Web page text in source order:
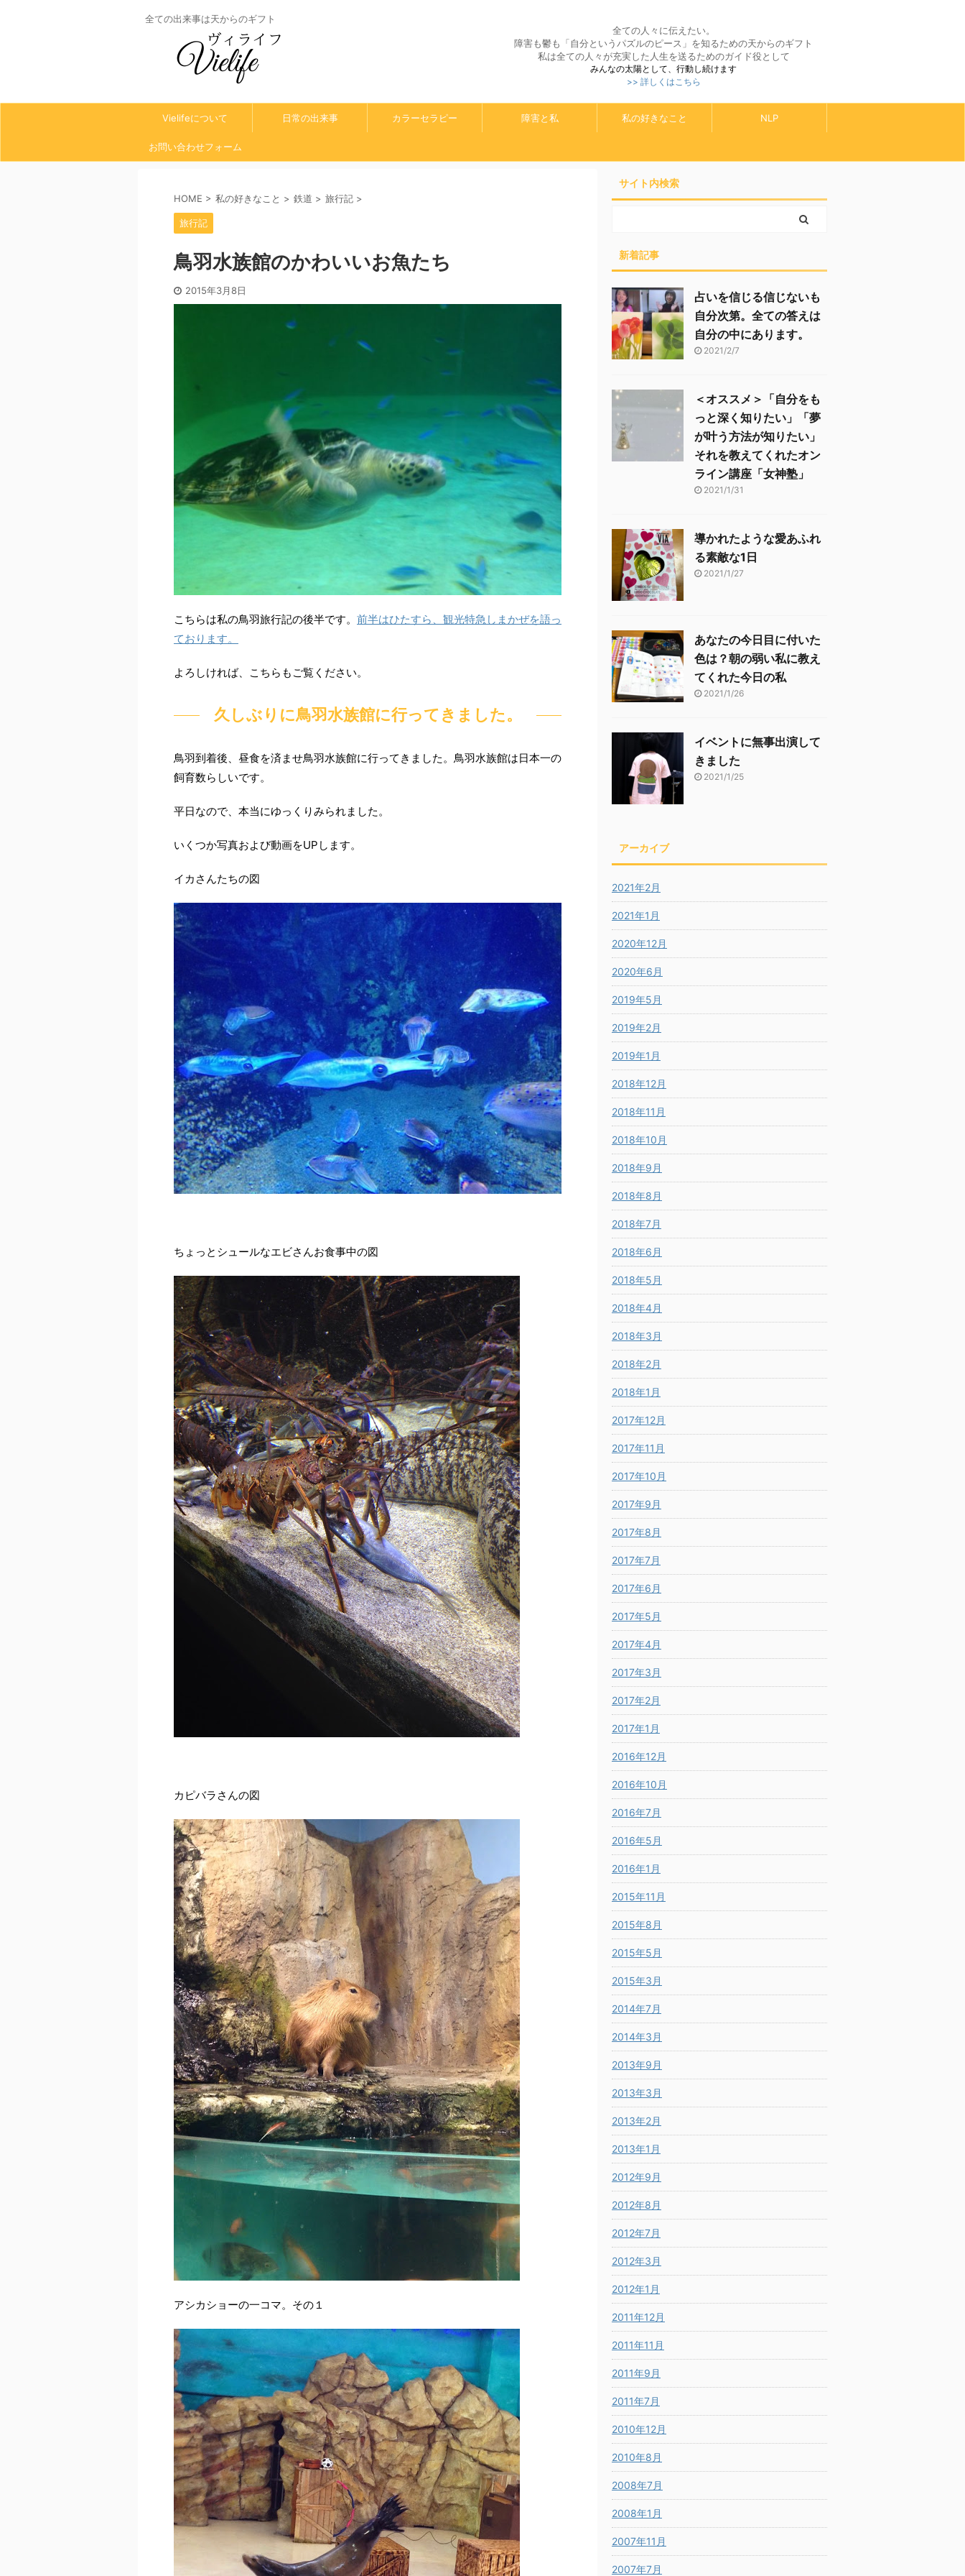
全ての出来事は天からのギフト
全ての人々に伝えたい。
障害も鬱も「自分というパズルのピース」を知るための天からのギフト
私は全ての人々が充実した人生を送るためのガイド役として
みんなの太陽として、行動し続けます
>> 詳しくはこちら
Vielifeについて 日常の出来事 カラーセラピー 障害と私 私の好きなこと NLP
お問い合わせフォーム
HOME > 私の好きなこと > 鉄道 > 旅行記 >
旅行記
鳥羽水族館のかわいいお魚たち
2015年3月8日
こちらは私の鳥羽旅行記の後半です。 前半はひたすら、観光特急しまかぜを語っ
ております。
よろしければ、こちらもご覧ください。
久しぶりに鳥羽水族館に行ってきました。
鳥羽到着後、昼食を済ませ鳥羽水族館に行ってきました。鳥羽水族館は日本一の
飼育数らしいです。
平日なので、本当にゆっくりみられました。
いくつか写真および動画をUPします。
イカさんたちの図
ちょっとシュールなエビさんお食事中の図
カピバラさんの図
アシカショーの一コマ。その１
サイト内検索
新着記事
占いを信じる信じないも
自分次第。全ての答えは
自分の中にあります。
2021/2/7
＜オススメ＞「自分をも
っと深く知りたい」「夢
が叶う方法が知りたい」
それを教えてくれたオン
ライン講座「女神塾」
2021/1/31
導かれたような愛あふれ
る素敵な1日
2021/1/27
あなたの今日目に付いた
色は？朝の弱い私に教え
てくれた今日の私
2021/1/26
イベントに無事出演して
きました
2021/1/25
アーカイブ
2021年2月
2021年1月
2020年12月
2020年6月
2019年5月
2019年2月
2019年1月
2018年12月
2018年11月
2018年10月
2018年9月
2018年8月
2018年7月
2018年6月
2018年5月
2018年4月
2018年3月
2018年2月
2018年1月
2017年12月
2017年11月
2017年10月
2017年9月
2017年8月
2017年7月
2017年6月
2017年5月
2017年4月
2017年3月
2017年2月
2017年1月
2016年12月
2016年10月
2016年7月
2016年5月
2016年1月
2015年11月
2015年8月
2015年5月
2015年3月
2014年7月
2014年3月
2013年9月
2013年3月
2013年2月
2013年1月
2012年9月
2012年8月
2012年7月
2012年3月
2012年1月
2011年12月
2011年11月
2011年9月
2011年7月
2010年12月
2010年8月
2008年7月
2008年1月
2007年11月
2007年7月